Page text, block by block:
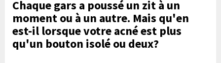
Chaque gars a poussé un zit à un
moment ou à un autre. Mais qu'en
est-il lorsque votre acné est plus
qu'un bouton isolé ou deux?